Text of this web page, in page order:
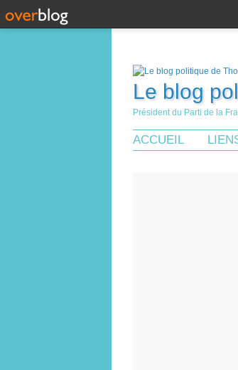
Le blog
Président du Parti de la
ACCUEIL